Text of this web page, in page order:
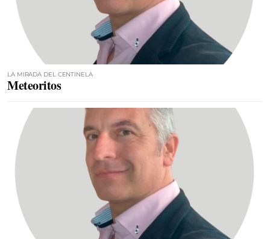
LA MIRADA DEL CENTINELA
Meteoritos